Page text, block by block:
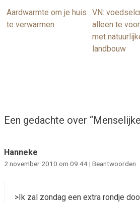
Aardwarmte om je huis
te verwarmen
VN:
alleen te
met
landbouw
Een gedachte over “
Hanneke
2 november 2010 om 09:44| Beantwoorden
>Ik zal zondag een extra rondje